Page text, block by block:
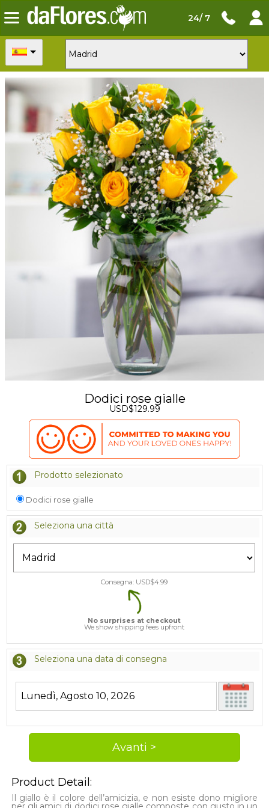
24/ 7
Dodici rose gialle
USD$129.99
Prodotto selezionato
Dodici rose gialle
Seleziona una città
Consegna: USD$4.99
No surprises at checkout
We show shipping fees upfront
Seleziona una data di consegna
Product Detail:
Il giallo è il colore dell’amicizia, e non esiste dono migliore